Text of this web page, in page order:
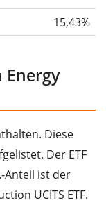
Provinzen
Devon
Beaufort-
Oklahoma
15,43%
Energy
Diese
Der ETF
Anteil ist der
UCITS ETF.